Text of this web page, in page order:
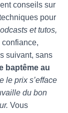
conseils sur
pour
et tutos,
suivant, sans
baptême au
le prix s’efface
du bon
Vous